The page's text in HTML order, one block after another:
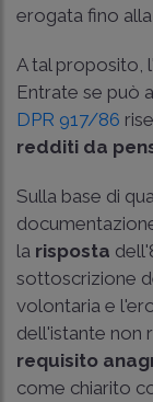
erogata fino
A tal proposito,
Entrate se può
DPR 917/86
redditi da
Sulla base di
la risposta
sottoscrizione
volontaria e
dell'istante non
requisito
come chiarito